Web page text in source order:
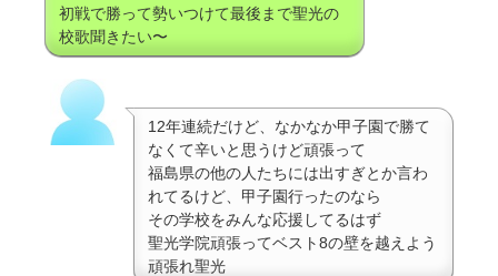
初戦で勝って勢いつけて最後まで聖光の
校歌聞きたい〜
12年連続だけど、なかなか甲子園で勝て
なくて辛いと思うけど頑張って
福島県の他の人たちには出すぎとか言わ
れてるけど、甲子園行ったのなら
その学校をみんな応援してるはず
聖光学院頑張ってベスト8の壁を越えよう
頑張れ聖光